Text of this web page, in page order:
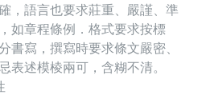
，語言也要求莊重、嚴謹、準
如章程條例．格式要求按標
書寫，撰寫時要求條文嚴密、
表述模棱兩可，含糊不清。